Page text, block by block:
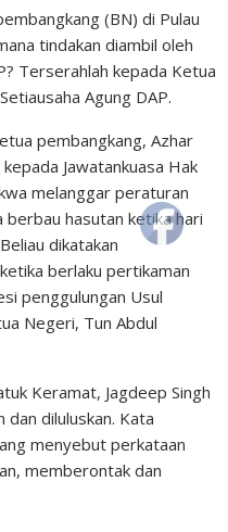
(BN) di Pulau
tindakan diambil oleh
Terserahlah kepada Ketua
Agung DAP.
pembangkang, Azhar
Jawatankuasa Hak
melanggar peraturan
hasutan ketika hari
dikatakan
berlaku pertikaman
penggulungan Usul
Negeri, Tun Abdul
Keramat, Jagdeep Singh
dan diluluskan. Kata
menyebut perkataan
memberontak dan